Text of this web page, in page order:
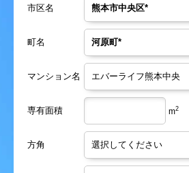
市区名
町名
マンション名
専有面積 m2
方角